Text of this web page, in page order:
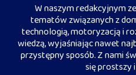
W naszym redakcyjnym
tematów związanych z
technologią, motoryzacją i
wiedzą, wyjaśniając nawet
przystępny sposób. Z nami
się prostszy